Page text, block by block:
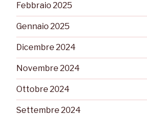
Febbraio 2025
Gennaio 2025
Dicembre 2024
Novembre 2024
Ottobre 2024
Settembre 2024